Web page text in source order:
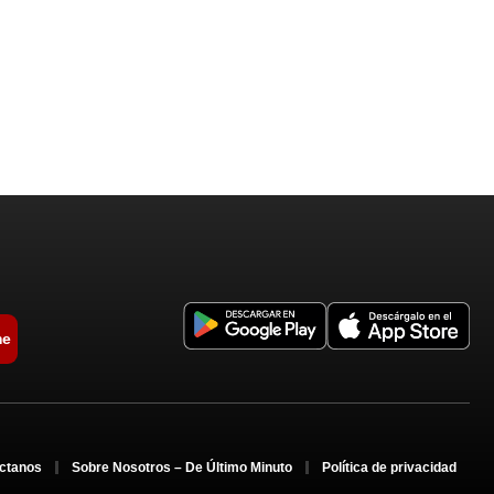
Sobre Nosotros – De Último Minuto Política de privacidad